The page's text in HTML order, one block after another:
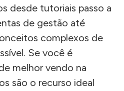
desde tutoriais passo a
de gestão até
complexos de
Se você é
melhor vendo na
são o recurso ideal